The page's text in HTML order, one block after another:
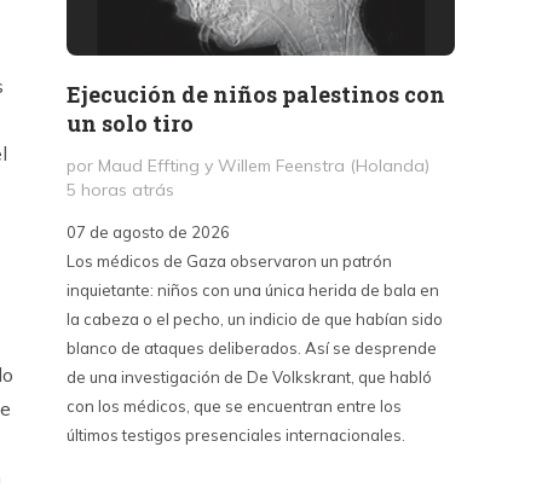
Ejecución de niños palestinos con
un solo tiro
por Maud Effting y Willem Feenstra (Holanda)
5 horas atrás
07 de agosto de 2026
Los médicos de Gaza observaron un patrón
inquietante: niños con una única herida de bala en
la cabeza o el pecho, un indicio de que habían sido
blanco de ataques deliberados. Así se desprende
de una investigación de De Volkskrant, que habló
con los médicos, que se encuentran entre los
últimos testigos presenciales internacionales.